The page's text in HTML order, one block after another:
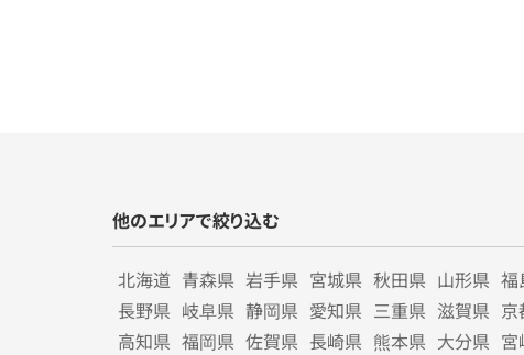
他のエリアで絞り込む
北海道 青森県 岩手県 宮城県 秋田県 山形県 福
長野県 岐阜県 静岡県 愛知県 三重県 滋賀県 京
高知県 福岡県 佐賀県 長崎県 熊本県 大分県 宮